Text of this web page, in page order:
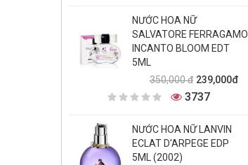
NƯỚC HOA NỮ
SALVATORE FERRAGAMO
INCANTO BLOOM EDT
5ML
350,000 đ 239,000đ
3737
NƯỚC HOA NỮ LANVIN
ECLAT D'ARPEGE EDP
5ML (2002)